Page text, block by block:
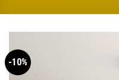
-10%